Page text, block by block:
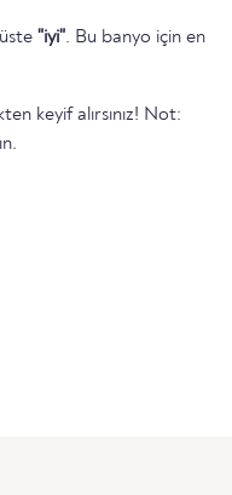
üst üste "iyi". Bu banyo için en
keyif alırsınız! Not: